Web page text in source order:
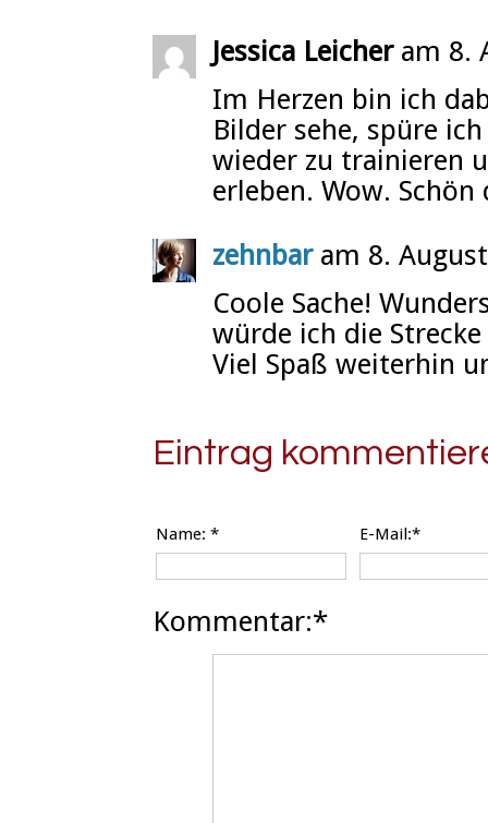
Jessica Leicheram 8.
Im Herzen bin ich
Bilder sehe, spüre
wieder zu trainieren
erleben. Wow.
zehnbaram 8.
Coole Sache!
würde ich die
Viel Spaß weiterhin
Eintrag
Name: * E-Mail:*
Kommentar:*